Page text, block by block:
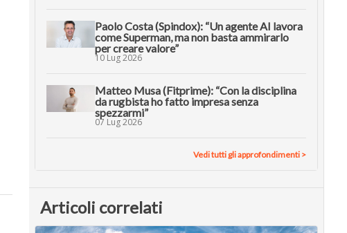
Paolo Costa (Spindox): “Un agente AI lavora
come Superman, ma non basta ammirarlo
per creare valore”
10 Lug 2026
Matteo Musa (Fitprime): “Con la disciplina
da rugbista ho fatto impresa senza
spezzarmi”
07 Lug 2026
Vedi tutti gli approfondimenti >
Articoli correlati